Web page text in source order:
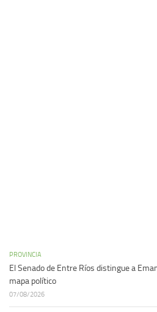
PROVINCIA
El Senado de Entre Ríos distingue a
mapa político
07/08/2026